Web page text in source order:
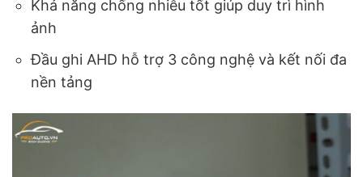
Khả năng chống nhiễu tốt giúp duy trì hình
ảnh
Đầu ghi AHD hỗ trợ 3 công nghệ và kết nối đa
nền tảng